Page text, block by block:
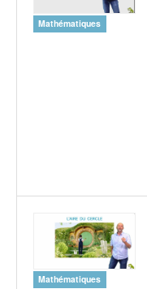
Mathématiques
Mathématiques